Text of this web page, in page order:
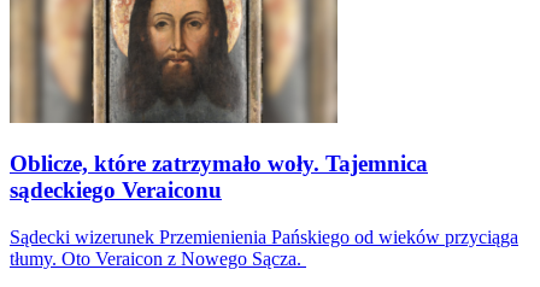
Oblicze, które zatrzymało woły. Tajemnica
sądeckiego Veraiconu
Sądecki wizerunek Przemienienia Pańskiego od wieków przyciąga
tłumy. Oto Veraicon z Nowego Sącza.